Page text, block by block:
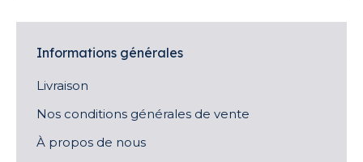
Informations générales
Livraison
Nos conditions générales de vente
À propos de nous